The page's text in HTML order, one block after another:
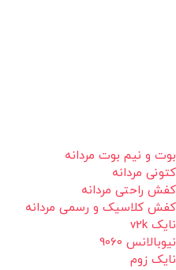
بوت و نیم بوت مردانه
کتونی مردانه
کفش راحتی مردانه
کفش کلاسیک و رسمی مردانه
نایک v2k
نیوبالانس 9060
نایک زوم